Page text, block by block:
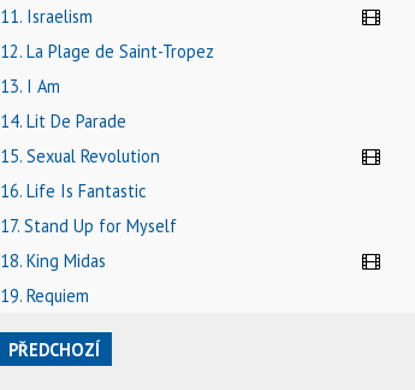
11. Israelism
12. La Plage de Saint-Tropez
13. I Am
14. Lit De Parade
15. Sexual Revolution
16. Life Is Fantastic
17. Stand Up for Myself
18. King Midas
19. Requiem
PŘEDCHOZÍ